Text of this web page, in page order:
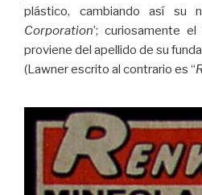
plástico, cambiando así su
Corporation’; curiosamente
proviene del apellido de su
(Lawner escrito al contrario es “